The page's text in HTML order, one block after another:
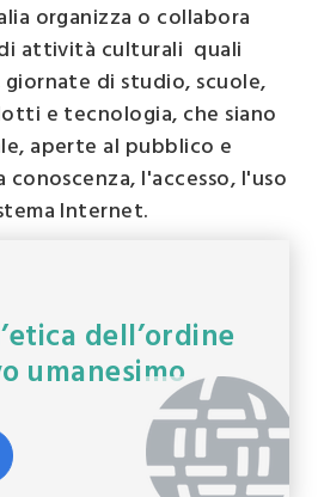
organizza o collabora
attività culturali quali
giornate di studio, scuole,
e tecnologia, che siano
aperte al pubblico e
l'accesso, l'uso
Internet.
dell’ordine
umanesimo